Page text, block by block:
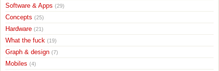
Software & Apps (29)
Concepts (25)
Hardware (21)
What the fuck (19)
Graph & design (7)
Mobiles (4)